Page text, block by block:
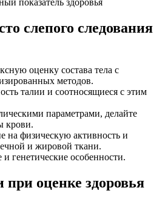
слепого следования
оценку состава тела с
методов.
талии и соотносящиеся с этим
параметрами, делайте
крови.
на физическую активность и
и жировой ткани.
генетические особенности.
оценке здоровья